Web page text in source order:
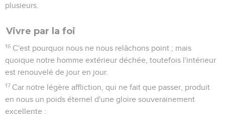
plusieurs.
Vivre par la foi
16 C'est pourquoi nous ne nous relâchons point ; mais
quoique notre homme extérieur déchée, toutefois l'intérieur
est renouvelé de jour en jour.
17 Car notre légère affliction, qui ne fait que passer, produit
en nous un poids éternel d'une gloire souverainement
excellente :